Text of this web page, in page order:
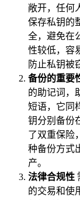
敞开，任何
保存私钥的
全，避免在
性较低，容
防止私钥被
备份的重要
的助记词，
短语，它同
钥分别备份
了双重保险
种备份方式
产。
法律合规性
的交易和使